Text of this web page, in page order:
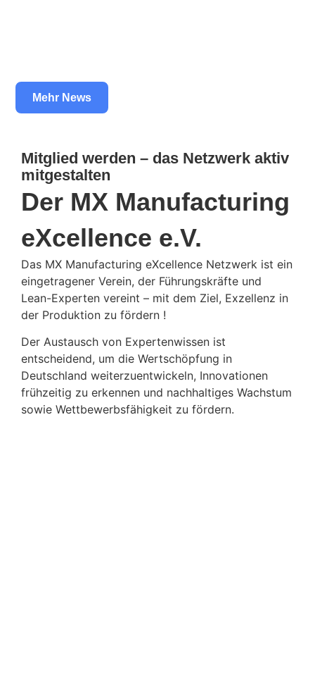
Mehr News
Mitglied werden – das Netzwerk aktiv
mitgestalten
Der MX Manufacturing
eXcellence e.V.
Das MX Manufacturing eXcellence Netzwerk ist ein
eingetragener Verein, der Führungskräfte und
Lean-Experten vereint – mit dem Ziel, Exzellenz in
der Produktion zu fördern !
Der Austausch von Expertenwissen ist
entscheidend, um die Wertschöpfung in
Deutschland weiterzuentwickeln, Innovationen
frühzeitig zu erkennen und nachhaltiges Wachstum
sowie Wettbewerbsfähigkeit zu fördern.